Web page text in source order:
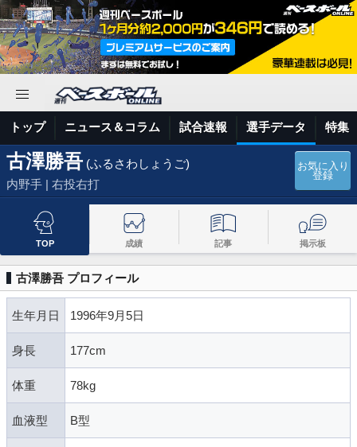
トップ ニュース＆コラム 試合速報 選手データ 特集
古澤勝吾 (ふるさわしょうご)
内野手 | 右投右打
お気に入り
登録
TOP 成績 記事 掲示板
古澤勝吾 プロフィール
生年月日 1996年9月5日
身長 177cm
体重 78kg
血液型 B型